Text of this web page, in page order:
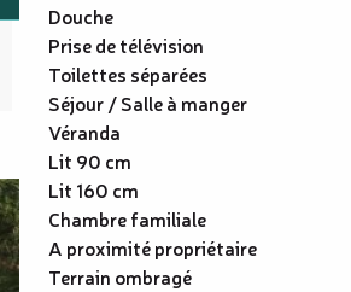
Douche
Prise de télévision
Toilettes séparées
Séjour / Salle à manger
Véranda
Lit 90 cm
Lit 160 cm
Chambre familiale
A proximité propriétaire
Terrain ombragé